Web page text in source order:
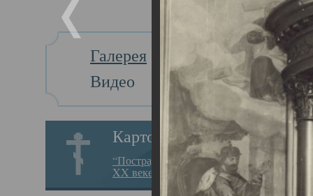
Галерея
Видео
Картотека
“Пострадавшие за веру в
XX веке на Севере”
Главная